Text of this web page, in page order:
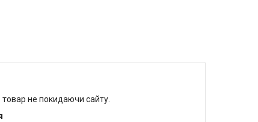
товар не покидаючи сайту.